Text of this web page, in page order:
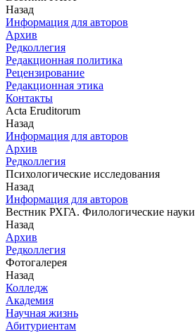
Назад
Информация для авторов
Архив
Редколлегия
Редакционная политика
Рецензирование
Редакционная этика
Контакты
Acta Eruditorum
Назад
Информация для авторов
Архив
Редколлегия
Психологические исследования
Назад
Информация для авторов
Вестник РХГА. Филологические науки
Назад
Архив
Редколлегия
Фотогалерея
Назад
Колледж
Академия
Научная жизнь
Абитуриентам